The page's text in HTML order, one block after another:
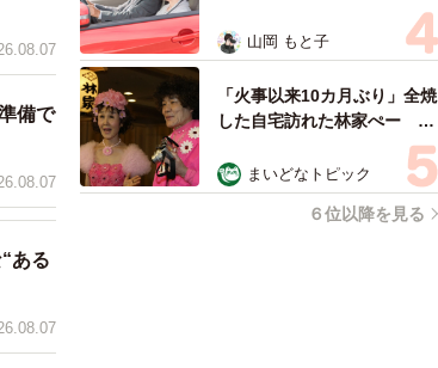
備で
ある
3泊4日の旅 パーキングの休
憩まで分刻み… 「大学生で
も組まねえよ！」
山岡 もと子
「火事以来10カ月ぶり」全焼
した自宅訪れた林家ぺー 内
装も壁も取り払われスケルト
ン状態の部屋に呆然
まいどなトピック
６位以降を見る